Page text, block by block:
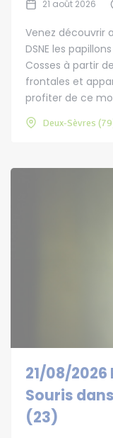
21 août 2026
Venez découvrir
DSNE les
Cosses à partir
frontales et
profiter de ce
Deux-Sèvres
21/08/
Souris
(23)